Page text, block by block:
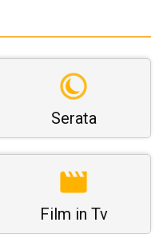
Serata
Film in Tv